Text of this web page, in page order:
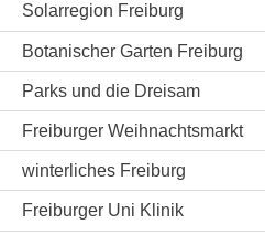
Solarregion Freiburg
Botanischer Garten Freiburg
Parks und die Dreisam
Freiburger Weihnachtsmarkt
winterliches Freiburg
Freiburger Uni Klinik